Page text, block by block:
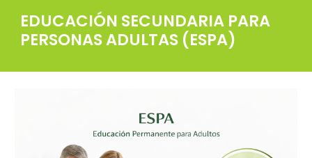
EDUCACIÓN SECUNDARIA PARA
PERSONAS ADULTAS (ESPA)